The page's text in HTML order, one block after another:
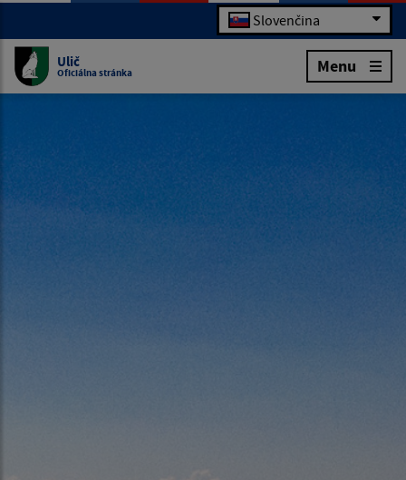
Slovenčina
Ulič
Oficiálna stránka Menu